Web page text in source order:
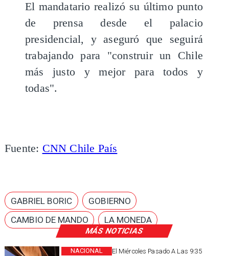
MÁS NOTICIAS
El Miércoles Pasado A Las 9:35
NACIONAL
El mandatario realizó su último punto
de prensa desde el palacio
presidencial, y aseguró que seguirá
trabajando para "construir un Chile
más justo y mejor para todos y
todas".
Fuente: CNN Chile País
GABRIEL BORIC
GOBIERNO
CAMBIO DE MANDO
LA MONEDA